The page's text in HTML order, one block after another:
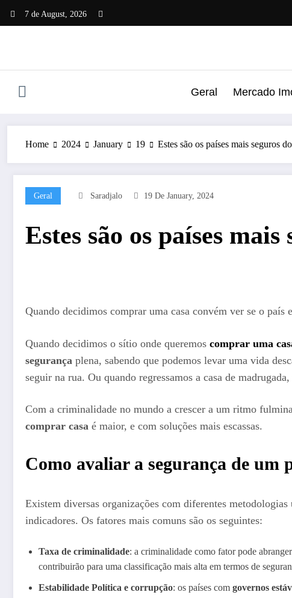
7 de August, 2026
Geral Mercado
Home 2024 January 19 Estes são os países mais seguros
Geral Saradjalo 19 De January, 2024
Estes são os países
Quando decidimos comprar uma casa convém ver se o país
Quando decidimos o sítio onde queremos comprar uma
segurança plena, sabendo que podemos levar uma vida
seguir na rua. Ou quando regressamos a casa de
Com a criminalidade no mundo a crescer a um ritmo
comprar casa é maior, e com soluções mais escassas.
Como avaliar a segurança de um
Existem diversas organizações com diferentes
indicadores. Os fatores mais comuns são os seguintes:
Taxa de criminalidade: a criminalidade como fator pode abranger
contribuirão para uma classificação mais alta em termos de
Estabilidade Política e corrupção: os países com governos